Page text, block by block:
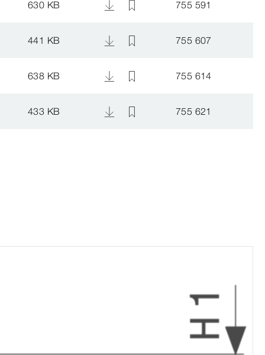
630 KB 755 591
441 KB 755 607
638 KB 755 614
433 KB 755 621